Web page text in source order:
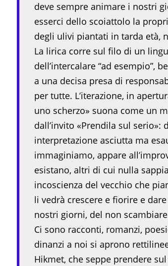
deve sempre animare i nostri
esserci dello scoiattolo la
degli ulivi piantati in tarda età,
La lirica corre sul filo di un
dell’intercalare “ad esempio”,
a una decisa presa di
per tutte. L’iterazione, in
uno scherzo» suona come un
dall’invito «Prendila sul serio»:
interpretazione asciutta ma
immaginiamo, appare
esistano, altri di cui nulla
incoscienza del vecchio che
li vedrà crescere e fiorire e
nostri giorni, del non
Ci sono racconti, romanzi,
dinanzi a noi si aprono
Hikmet, che seppe prendere